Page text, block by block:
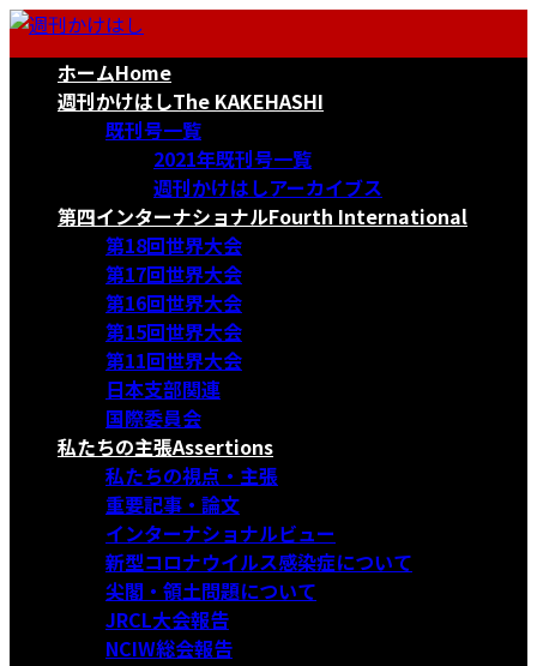
コ
ナ
ホームHome
週刊かけはしThe KAKEHASHI
既刊号一覧
2021年既刊号一覧
週刊かけはしアーカイブス
第四インターナショナルFourth International
第18回世界大会
第17回世界大会
第16回世界大会
第15回世界大会
第11回世界大会
日本支部関連
国際委員会
私たちの主張Assertions
私たちの視点・主張
重要記事・論文
インターナショナルビュー
新型コロナウイルス感染症について
尖閣・領土問題について
JRCL大会報告
NCIW総会報告